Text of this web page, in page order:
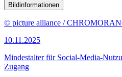
Bildinformationen
© picture alliance /
10.11.2025
Mindestalter für Social-Me­dia-
Zugang